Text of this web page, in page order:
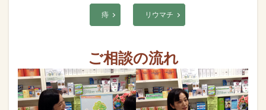
痔 リウマチ
ご相談の流れ